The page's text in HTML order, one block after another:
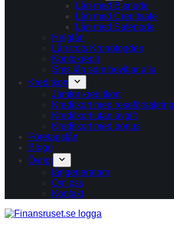
Lån med Bisnode
Lån med Creditsafe
Lån med Safenode
Helglån
Lån trots Kronofogden
Kontokredit
Sms lån som beviljar alla
Kreditkort
Jämför kreditkort
Kreditkort med reseförsäkring
Kreditkort utan avgift
Kreditkort med bonus
Företagslån
Blogg
Övrigt
långeneratorn
Om oss
Kontakt